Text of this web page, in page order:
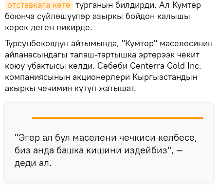
отставкага кете турганын билдирди. Ал Кумтөр
боюнча сүйлөшүүлөр азыркы бойдон калышы
керек деген пикирде.
Турсунбековдун айтымында, "Кумтөр" маселесинин
айланасындагы талаш-тартышка эртерээк чекит
коюу убактысы келди. Себеби Centerra Gold Inc.
компаниясынын акционерлери Кыргызстандын
акыркы чечимин күтүп жатышат.
"Эгер ал бул маселени чечкиси келбесе,
биз анда башка кишини издейбиз", —
деди ал.